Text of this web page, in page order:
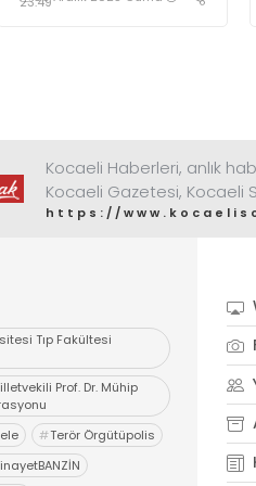
Kocaeli Haberleri, anlık
Kocaeli Gazetesi, Kocaeli
https://
Tıp Fakültesi
Prof. Dr. Mühip
#Terör Örgütüpolis